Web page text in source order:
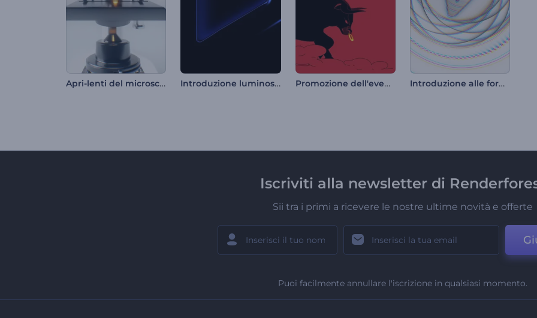
Apri-lenti del microscopio Introduzione luminosa e oscura Promozione dell'evento El Encierro Introduzione alle forme simmetriche
Iscriviti alla newsletter di
Sii tra i primi a ricevere le nostre ultime novità e offerte
Puoi facilmente annullare l'iscrizione in qualsiasi momento.